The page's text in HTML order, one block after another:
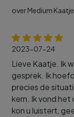
over Medium Kaatje
2023-07-24
Lieve Kaatje. Ik
gesprek. Ik
precies de
kern. Ik vond het
kon u luistert,